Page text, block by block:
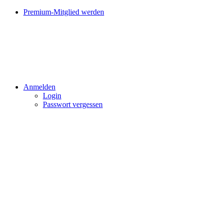
Premium-Mitglied werden
Anmelden
Login
Passwort vergessen